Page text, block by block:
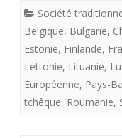
au
1
er
janvier
Société
Belgique, Bulgarie,
Estonie, Finlande,
Lettonie, Lituanie,
Européenne, Pays-
tchêque, Roumanie,